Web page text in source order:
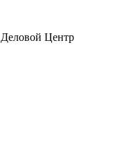
Деловой Центр